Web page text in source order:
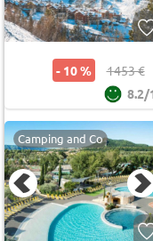
- 10 % 1453 €
8.2/
Camping and Co